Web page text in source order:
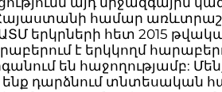
համար
երկրների հետ 2015
է երկկողմ
են հաջողությամբ:
ենք դարձնում տնտեսական